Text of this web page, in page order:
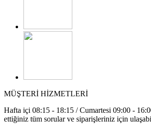
MÜŞTERİ HİZMETLERİ
Hafta içi 08:15 - 18:15 / Cumartesi 09:00 -
ettiğiniz tüm sorular ve siparişleriniz için